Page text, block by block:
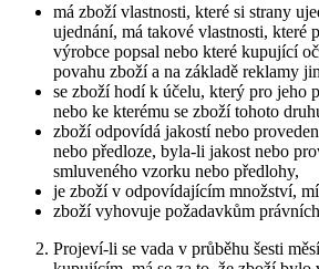
má zboží vlastnosti, které si strany
ujednání, má takové vlastnosti, které
výrobce popsal nebo které kupující
povahu zboží a na základě reklamy
se zboží hodí k účelu, který pro jeho
nebo ke kterému se zboží tohoto
zboží odpovídá jakostí nebo
nebo předloze, byla-li jakost nebo
smluveného vzorku nebo předlohy,
je zboží v odpovídajícím množství,
zboží vyhovuje požadavkům
Projeví-li se vada v průběhu šesti